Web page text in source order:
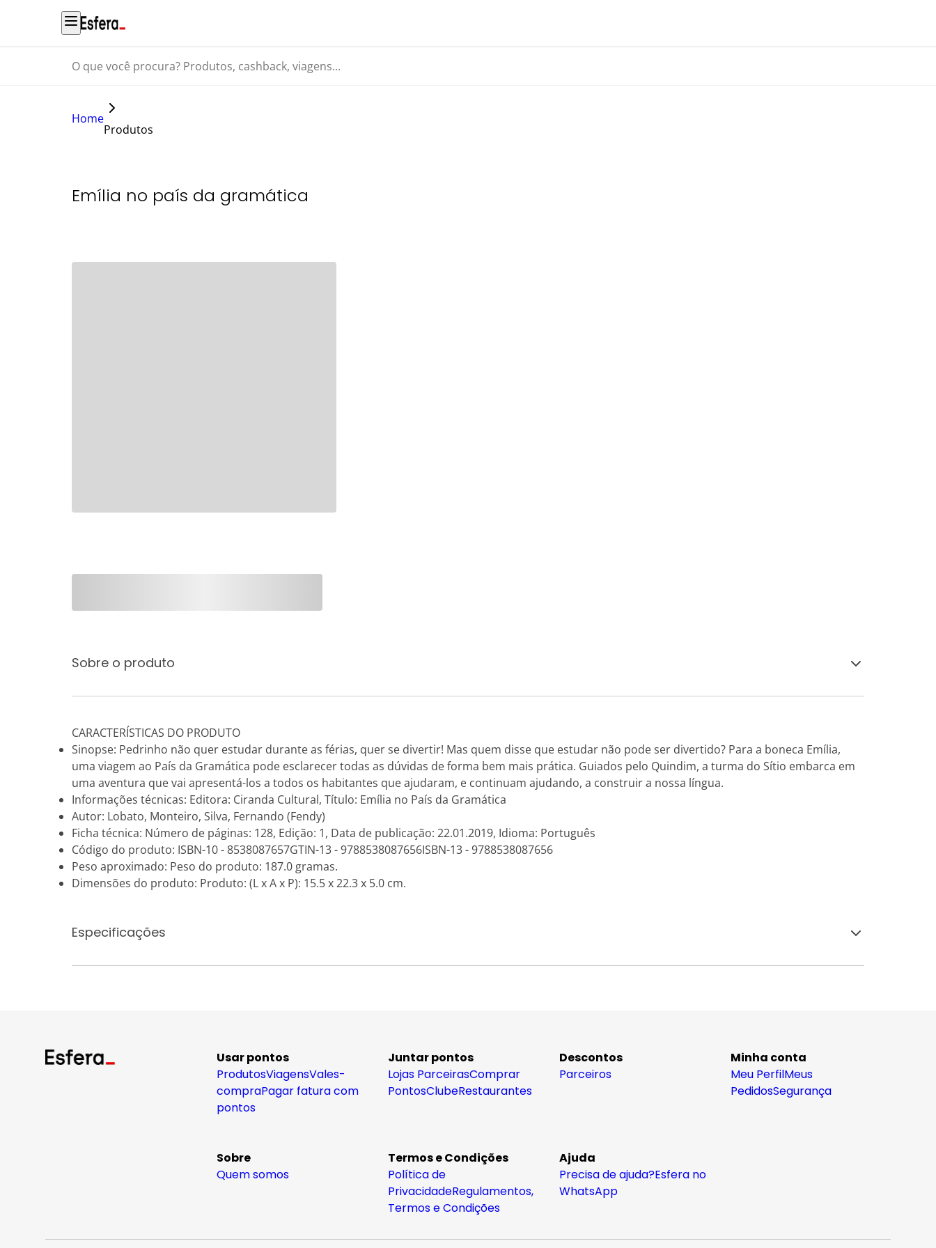
O que você procura? Produtos, cashback, viagens...
Home
Produtos
Emília no país da gramática
Sobre o produto
CARACTERÍSTICAS DO PRODUTO
Sinopse: Pedrinho não quer estudar durante as férias, quer se divertir! Mas quem disse que estudar não pode ser divertido? Para a boneca Emília,
uma viagem ao País da Gramática pode esclarecer todas as dúvidas de forma bem mais prática. Guiados pelo Quindim, a turma do Sítio embarca em
uma aventura que vai apresentá-los a todos os habitantes que ajudaram, e continuam ajudando, a construir a nossa língua.
Informações técnicas: Editora: Ciranda Cultural, Título: Emília no País da Gramática
Autor: Lobato, Monteiro, Silva, Fernando (Fendy)
Ficha técnica: Número de páginas: 128, Edição: 1, Data de publicação: 22.01.2019, Idioma: Português
Código do produto: ISBN-10 - 8538087657GTIN-13 - 9788538087656ISBN-13 - 9788538087656
Peso aproximado: Peso do produto: 187.0 gramas.
Dimensões do produto: Produto: (L x A x P): 15.5 x 22.3 x 5.0 cm.
Especificações
Usar pontos
ProdutosViagensVales-
compraPagar fatura com
pontos
Juntar pontos
Lojas ParceirasComprar
PontosClubeRestaurantes
Descontos
Parceiros
Minha conta
Meu PerfilMeus
PedidosSegurança
Sobre
Quem somos
Termos e Condições
Política de
PrivacidadeRegulamentos,
Termos e Condições
Ajuda
Precisa de ajuda?Esfera no
WhatsApp